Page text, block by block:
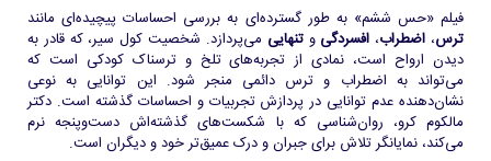
فیلم «حس ششم» به طور گسترده‌ای به بررسی احساسات پیچیده‌ای مانند
ترس، اضطراب، افسردگی وتنهایی می‌پردازد. شخصیت کول سیر، که قادر به
دیدن ارواح است، نمادی از تجربه‌های تلخ و ترسناک کودکی است که
می‌تواند به اضطراب و ترس دائمی منجر شود. این توانایی به نوعی
نشان‌دهنده عدم توانایی در پردازش تجربیات و احساسات گذشته است. دکتر
مالکوم کرو، روان‌شناسی که با شکست‌های گذشته‌اش دست‌وپنجه نرم
می‌کند، نمایانگر تلاش برای جبران و درک عمیق‌تر خود و دیگران است.